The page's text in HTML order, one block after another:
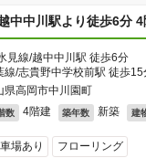
中中川駅より徒歩6分
見線/越中中川駅 徒歩6分
線/志貴野中学校前駅 徒歩15
県高岡市中川園町
数 4階建 築年数 新築 建
場あり フローリング